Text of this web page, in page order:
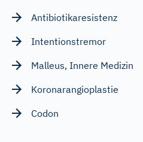
Antibiotikaresistenz
Intentionstremor
Malleus, Innere Medizin
Koronarangioplastie
Codon